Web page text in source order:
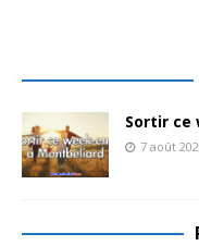
Sortir ce
7 août